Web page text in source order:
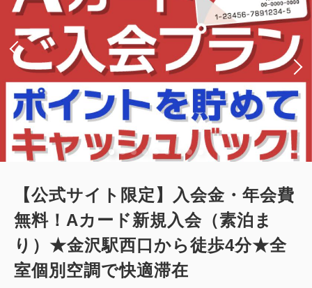
大人1
室
税・手数料込
合計 10,030円
Wi-Fiあり（無料）
残り1室 詳細 今すぐ予約
【公式サイト限定】入会金・年会費
無料！Aカード新規入会（素泊ま
り）★金沢駅西口から徒歩4分★全
室個別空調で快適滞在